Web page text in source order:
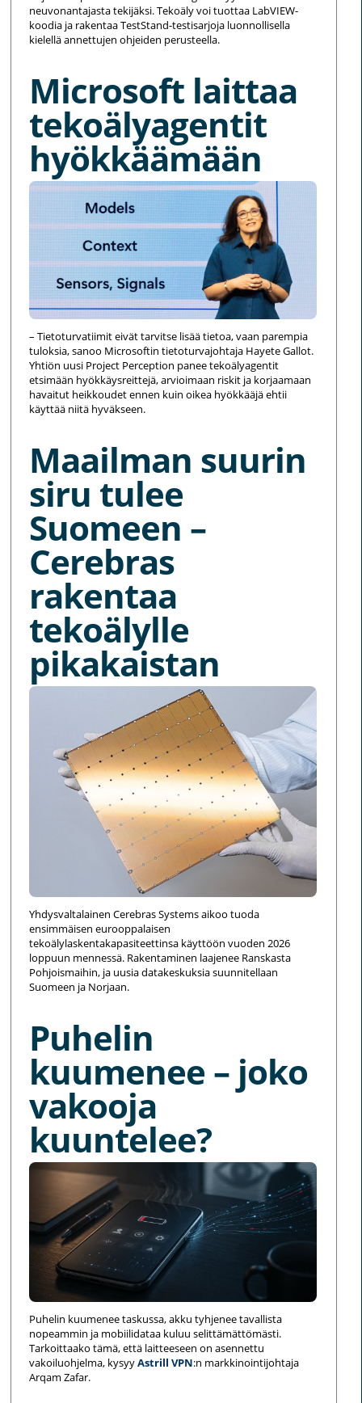
neuvonantajasta tekijäksi. Tekoäly voi tuottaa LabVIEW-
koodia ja rakentaa TestStand-testisarjoja luonnollisella
kielellä annettujen ohjeiden perusteella.
Microsoft laittaa
tekoälyagentit
hyökkäämään
– Tietoturvatiimit eivät tarvitse lisää tietoa, vaan parempia
tuloksia, sanoo Microsoftin tietoturvajohtaja Hayete Gallot.
Yhtiön uusi Project Perception panee tekoälyagentit
etsimään hyökkäysreittejä, arvioimaan riskit ja korjaamaan
havaitut heikkoudet ennen kuin oikea hyökkääjä ehtii
käyttää niitä hyväkseen.
Maailman suurin
siru tulee
Suomeen –
Cerebras
rakentaa
tekoälylle
pikakaistan
Yhdysvaltalainen Cerebras Systems aikoo tuoda
ensimmäisen eurooppalaisen
tekoälylaskentakapasiteettinsa käyttöön vuoden 2026
loppuun mennessä. Rakentaminen laajenee Ranskasta
Pohjoismaihin, ja uusia datakeskuksia suunnitellaan
Suomeen ja Norjaan.
Puhelin
kuumenee – joko
vakooja
kuuntelee?
Puhelin kuumenee taskussa, akku tyhjenee tavallista
nopeammin ja mobiilidataa kuluu selittämättömästi.
Tarkoittaako tämä, että laitteeseen on asennettu
vakoiluohjelma, kysyyAstrill VPN:n markkinointijohtaja
Arqam Zafar.